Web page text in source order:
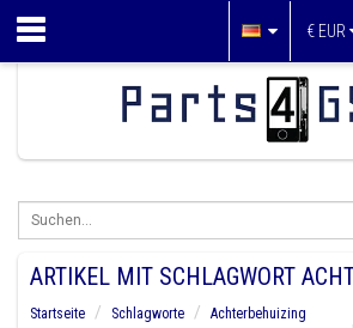
€ EUR
ARTIKEL MIT SCHLAGWORT
Startseite Schlagworte
Achterbehuizing